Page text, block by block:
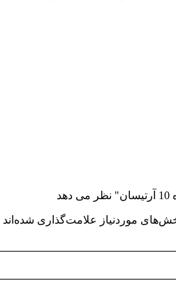
موردنیاز علامت‌گذاری شده‌اند